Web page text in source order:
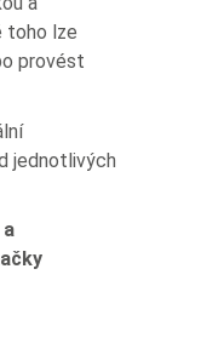
toho lze
provést
jednotlivých